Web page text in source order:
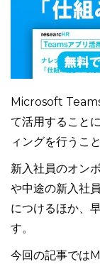
Microsoft
て活用すること
ィングを行うこ
新入社員のオン
や中途の新入社
につけるほか、
す。
今回の記事では